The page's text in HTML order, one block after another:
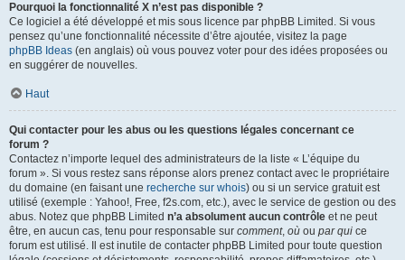
Pourquoi la fonctionnalité X n’est pas disponible ?
Ce logiciel a été développé et mis sous licence par phpBB Limited. Si vous
pensez qu’une fonctionnalité nécessite d’être ajoutée, visitez la page
phpBB Ideas (en anglais) où vous pouvez voter pour des idées proposées ou
en suggérer de nouvelles.
Haut
Qui contacter pour les abus ou les questions légales concernant ce
forum ?
Contactez n’importe lequel des administrateurs de la liste « L’équipe du
forum ». Si vous restez sans réponse alors prenez contact avec le propriétaire
du domaine (en faisant une recherche sur whois) ou si un service gratuit est
utilisé (exemple : Yahoo!, Free, f2s.com, etc.), avec le service de gestion ou des
abus. Notez que phpBB Limited n’a absolument aucun contrôle et ne peut
être, en aucun cas, tenu pour responsable sur comment, où ou par qui ce
forum est utilisé. Il est inutile de contacter phpBB Limited pour toute question